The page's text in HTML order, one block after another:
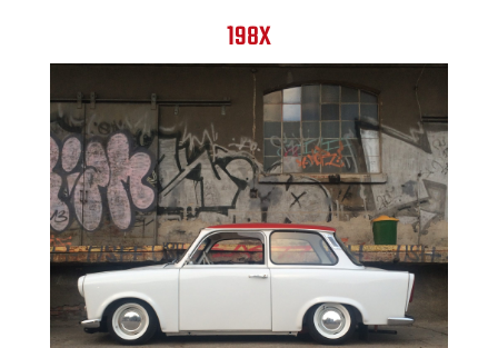
198X